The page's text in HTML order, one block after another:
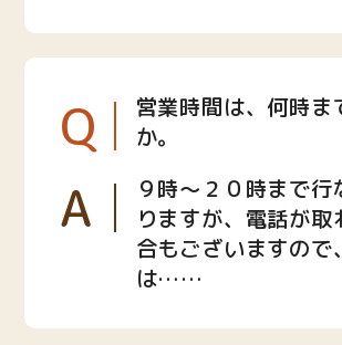
Q
営業時間は、何時ま
か。
A
９時〜２０時まで行
りますが、電話が取
合もございますので
は……